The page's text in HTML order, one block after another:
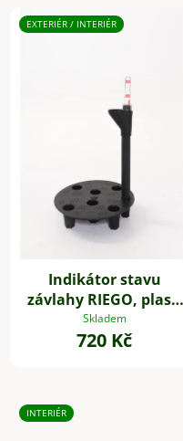
EXTERIÉR / INTERIÉR
Indikátor stavu
závlahy RIEGO, plast,
průměr 20 cm, černá
Skladem
720 Kč
INTERIÉR